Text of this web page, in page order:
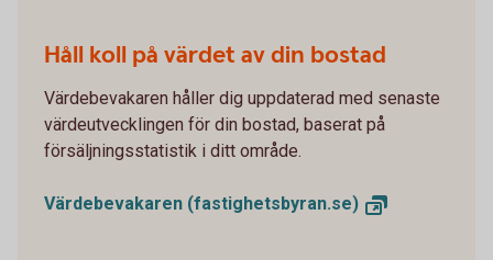
Håll koll på värdet av din bostad
Värdebevakaren håller dig uppdaterad med senaste
värdeutvecklingen för din bostad, baserat på
försäljningsstatistik i ditt område.
Värdebevakaren (fastighetsbyran.se)